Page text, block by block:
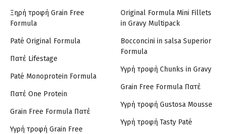
Ξηρή τροφή Grain Free
Formula
Paté Original Formula
Πατέ Lifestage
Paté Monoprotein Formula
Πατέ One Protein
Grain Free Formula Πατέ
Υγρή τροφή Grain Free
Original Formula Mini Fillets
in Gravy Multipack
Bocconcini in salsa Superior
Formula
Υγρή τροφή Chunks in Gravy
Grain Free Formula Πατέ
Υγρή τροφή Gustosa Mousse
Υγρή τροφή Tasty Paté